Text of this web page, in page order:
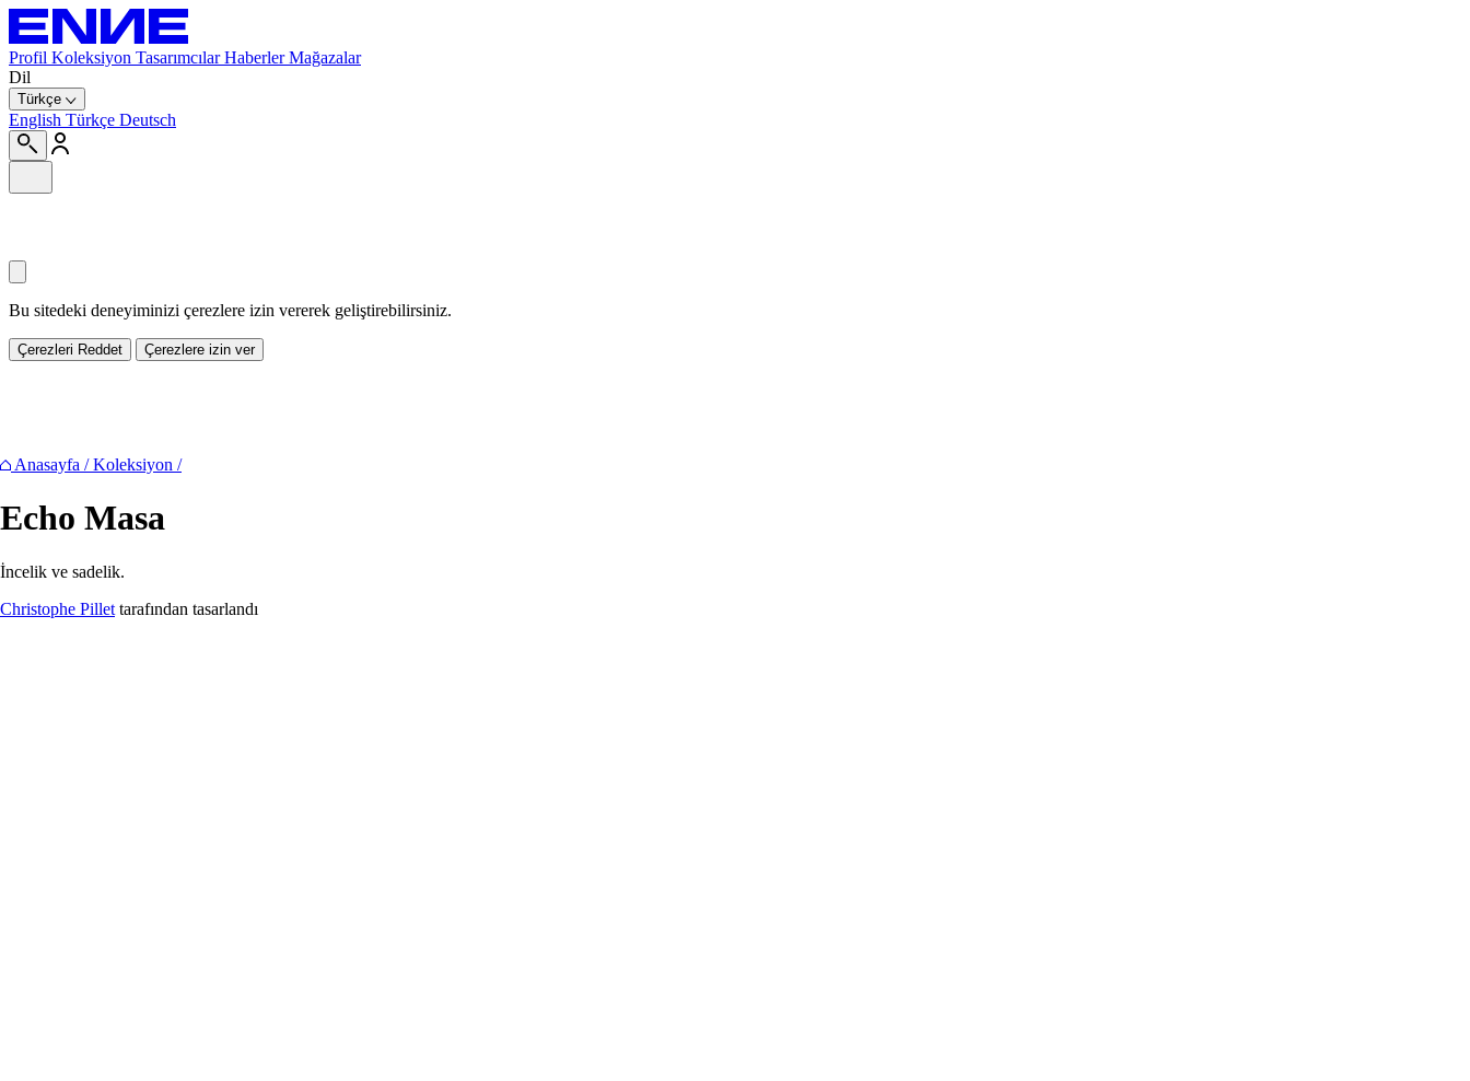
Profil Koleksiyon Tasarımcılar Haberler Mağazalar
Dil
Türkçe
English Türkçe Deutsch
Anasayfa / Koleksiyon /
Echo Masa
İncelik ve sadelik.
Christophe Pillet tarafından tasarlandı
Bu sitedeki deneyiminizi çerezlere izin vererek geliştirebilirsiniz.
Çerezleri Reddet Çerezlere izin ver
Facebook Twitter Pinterest
İndirilenler